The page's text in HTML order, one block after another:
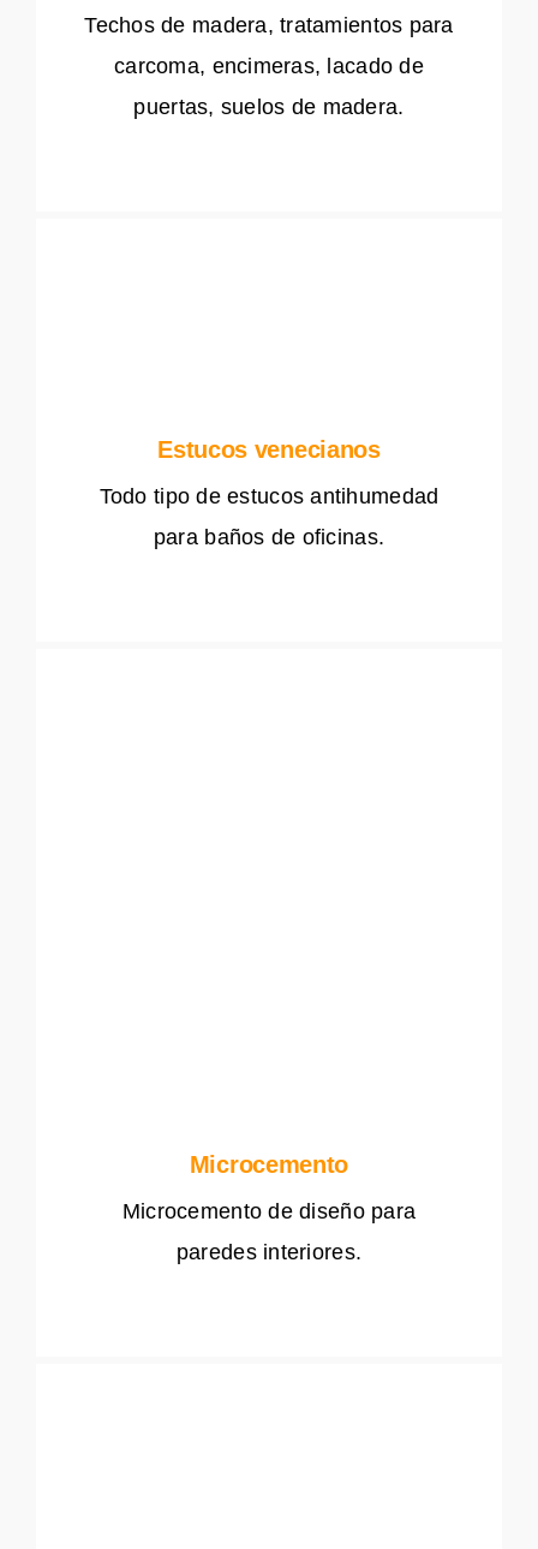
Techos de madera, tratamientos para
carcoma, encimeras, lacado de
puertas, suelos de madera.
Estucos venecianos
Todo tipo de estucos antihumedad
para baños de oficinas.
Microcemento
Microcemento de diseño para
paredes interiores.